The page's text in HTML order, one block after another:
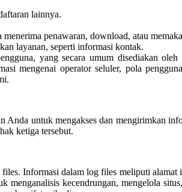
lainnya.
penawaran, download, atau
layanan, seperti informasi kontak.
yang secara umum disediakan
mengenai operator seluler, pola
untuk mengakses dan mengirimkan
ketiga tersebut.
Informasi dalam log files meliputi
kecendrungan, mengelola